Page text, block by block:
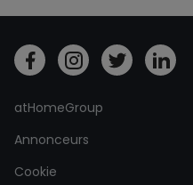
atHomeGroup
Annonceurs
Cookie